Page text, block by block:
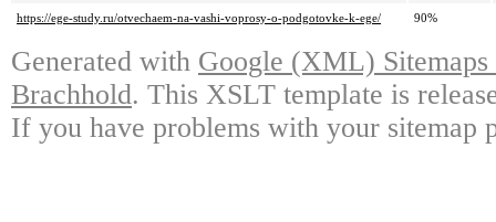
https://ege-study.ru/otvechaem-na-vashi-voprosy-o-podgotovke-k-ege/
90%
Generated with Google (XML)
Brachhold. This XSLT template is
If you have problems with your sitemap